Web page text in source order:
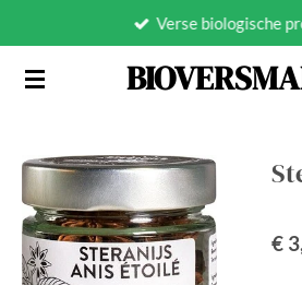
naar
Verse biologische
€